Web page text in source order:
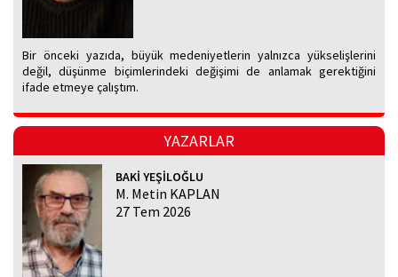
Bir önceki yazıda, büyük medeniyetlerin yalnızca yükselişlerini
değil, düşünme biçimlerindeki değişimi de anlamak gerektiğini
ifade etmeye çalıştım.
YAZARLAR
BAKİ YEŞİLOĞLU
M. Metin KAPLAN
27 Tem 2026